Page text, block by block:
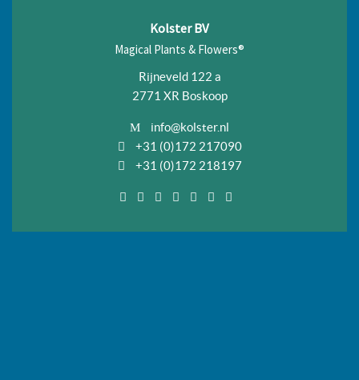
Kolster BV
Magical Plants & Flowers®
Rijneveld 122 a
2771 XR Boskoop
info@kolster.nl
+31 (0)172 217090
+31 (0)172 218197